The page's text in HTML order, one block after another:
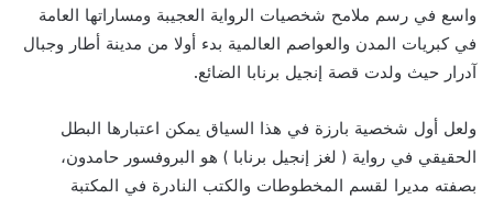
واسع في رسم ملامح شخصيات الرواية العجيبة ومساراتها العامة
في كبريات المدن والعواصم العالمية بدء أولا من مدينة أطار وجبال
آدرار حيث ولدت قصة إنجيل برنابا الضائع.
ولعل أول شخصية بارزة في هذا السياق يمكن اعتبارها البطل
الحقيقي في رواية ( لغز إنجيل برنابا ) هو البروفسور حامدون،
بصفته مديرا لقسم المخطوطات والكتب النادرة في المكتبة